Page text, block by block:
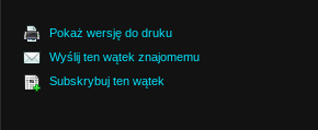
Pokaż wersję do druku
Wyślij ten wątek znajomemu
Subskrybuj ten wątek